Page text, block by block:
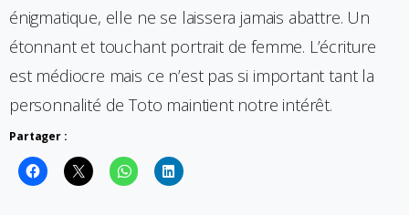
énigmatique, elle ne se laissera jamais abattre. Un
étonnant et touchant portrait de femme. L’écriture
est médiocre mais ce n’est pas si important tant la
personnalité de Toto maintient notre intérêt.
Partager :